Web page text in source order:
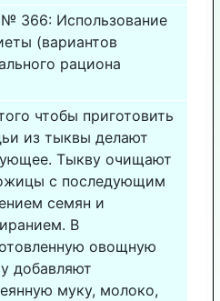
366: Использование
(вариантов
рациона
чтобы приготовить
из тыквы делают
Тыкву очищают
с последующим
семян и
В
овощную
добавляют
муку, молоко,